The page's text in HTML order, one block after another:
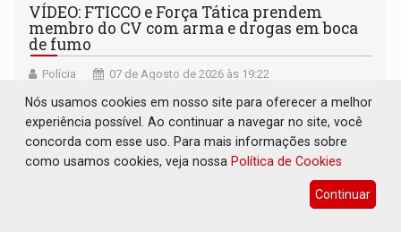
VÍDEO: FTICCO e Força Tática prendem
membro do CV com arma e drogas em boca
de fumo
Polícia 07 de Agosto de 2026 às 19:22
Prisão foi resultado de um trabalho minucioso de
levantamento de inteligência policial
Nós usamos cookies em nosso site para oferecer a melhor
experiência possível. Ao continuar a navegar no site, você
concorda com esse uso. Para mais informações sobre
como usamos cookies, veja nossa Política de Cookies
Continuar